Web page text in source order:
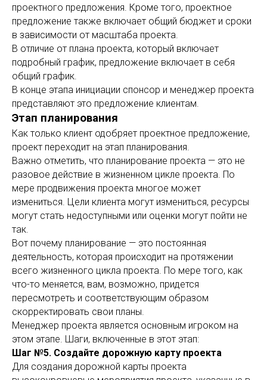
проектного предложения. Кроме того, проектное
предложение также включает общий бюджет и сроки
в зависимости от масштаба проекта.
В отличие от плана проекта, который включает
подробный график, предложение включает в себя
общий график.
В конце этапа инициации спонсор и менеджер проекта
представляют это предложение клиентам.
Этап планирования
Как только клиент одобряет проектное предложение,
проект переходит на этап планирования.
Важно отметить, что планирование проекта — это не
разовое действие в жизненном цикле проекта. По
мере продвижения проекта многое может
измениться. Цели клиента могут измениться, ресурсы
могут стать недоступными или оценки могут пойти не
так.
Вот почему планирование — это постоянная
деятельность, которая происходит на протяжении
всего жизненного цикла проекта. По мере того, как
что-то меняется, вам, возможно, придется
пересмотреть и соответствующим образом
скорректировать свои планы.
Менеджер проекта является основным игроком на
этом этапе. Шаги, включенные в этот этап:
Шаг №5. Создайте дорожную карту проекта
Для создания дорожной карты проекта